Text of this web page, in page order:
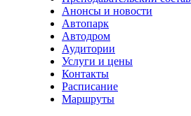
Анонсы и новости
Автопарк
Автодром
Аудитории
Услуги и цены
Контакты
Расписание
Маршруты